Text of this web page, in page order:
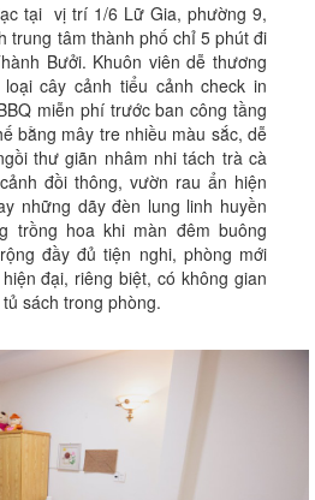
tại vị trí 1/6 Lữ Gia, phường 9,
trung tâm thành phố chỉ 5 phút đi
Bưởi. Khuôn viên dễ thương
cây cảnh tiểu cảnh check in
miễn phí trước ban công tầng
bằng mây tre nhiều màu sắc, dễ
thư giãn nhâm nhi tách trà cà
đồi thông, vườn rau ẩn hiện
những dãy đèn lung linh huyền
trồng hoa khi màn đêm buông
đầy đủ tiện nghi, phòng mới
đại, riêng biệt, có không gian
sách trong phòng.